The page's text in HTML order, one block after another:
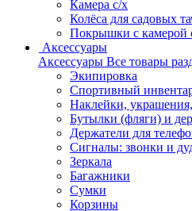
Камера с/х
Колёса для садовых
Покрышки с камерой
Аксессуары
Аксессуары Все товары
Экипировка
Спортивный
Наклейки,
Бутылки (фляги) и
Держатели для
Сигналы: звонки и
Зеркала
Багажники
Сумки
Корзины